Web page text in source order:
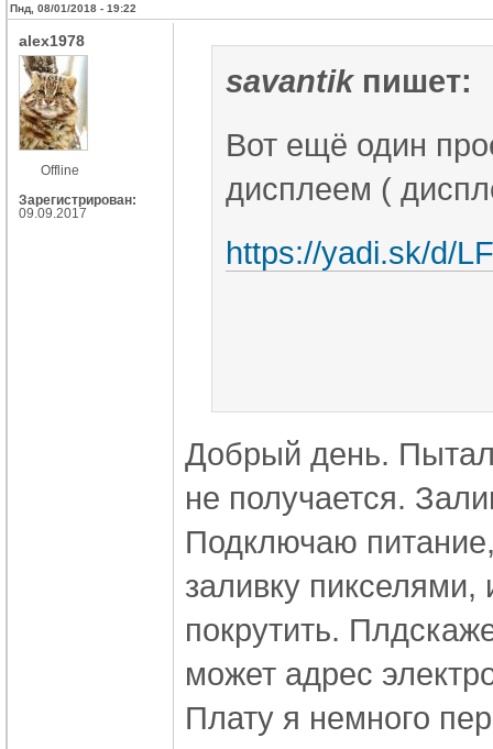
Пнд, 08/01/2018 - 19:22
alex1978
Offline
Зарегистрирован:
09.09.2017
savantikпишет:
Вот ещё один
дисплеем (
https://yadi.sk/d/
Добрый день.
не получается.
Подключаю
заливку пикселями,
покрутить.
может адрес
Плату я немного